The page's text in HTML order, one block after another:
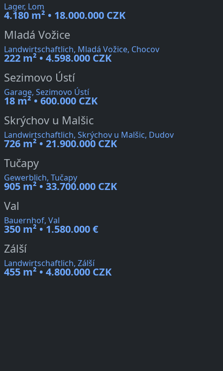
Lager, Lom
4.180 m² • 18.000.000 CZK
Mladá Vožice
Landwirtschaftlich, Mladá Vožice, Chocov
222 m² • 4.598.000 CZK
Sezimovo Ústí
Garage, Sezimovo Ústí
18 m² • 600.000 CZK
Skrýchov u Malšic
Landwirtschaftlich, Skrýchov u Malšic, Dudov
726 m² • 21.900.000 CZK
Tučapy
Gewerblich, Tučapy
905 m² • 33.700.000 CZK
Val
Bauernhof, Val
350 m² • 1.580.000 €
Zálší
Landwirtschaftlich, Zálší
455 m² • 4.800.000 CZK